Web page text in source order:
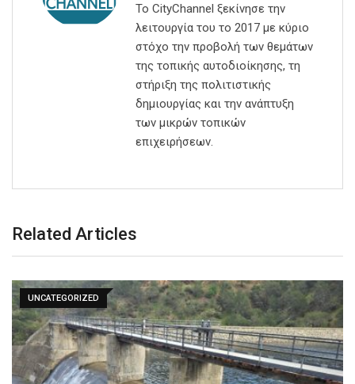
Το CityChannel ξεκίνησε την
λειτουργία του το 2017 με κύριο
στόχο την προβολή των θεμάτων
της τοπικής αυτοδιοίκησης, τη
στήριξη της πολιτιστικής
δημιουργίας και την ανάπτυξη
των μικρών τοπικών
επιχειρήσεων.
Related Articles
UNCATEGORIZED